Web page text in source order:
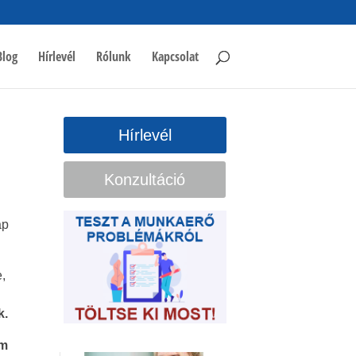
Hírlevél Rólunk Kapcsolat
Hírlevél
Konzultáció